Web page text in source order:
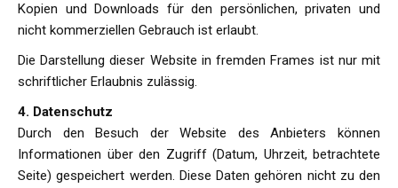
Kopien und Downloads für den persönlichen, privaten und
nicht kommerziellen Gebrauch ist erlaubt.
Die Darstellung dieser Website in fremden Frames ist nur mit
schriftlicher Erlaubnis zulässig.
4. Datenschutz
Durch den Besuch der Website des Anbieters können
Informationen über den Zugriff (Datum, Uhrzeit, betrachtete
Seite) gespeichert werden. Diese Daten gehören nicht zu den